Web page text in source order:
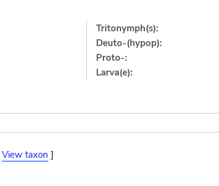
Tritonymph(s):
Deuto-(hypop):
Proto-:
Larva(e):
View taxon ]